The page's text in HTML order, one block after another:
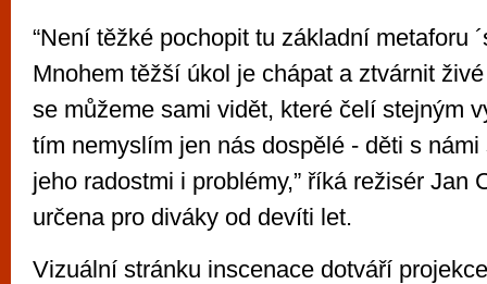
“Není těžké pochopit tu základní metaforu
Mnohem těžší úkol je chápat a ztvárnit
se můžeme sami vidět, které čelí stejným
tím nemyslím jen nás dospělé - děti s
jeho radostmi i problémy,” říká režisér Jan
určena pro diváky od devíti let.
Vizuální stránku inscenace dotváří